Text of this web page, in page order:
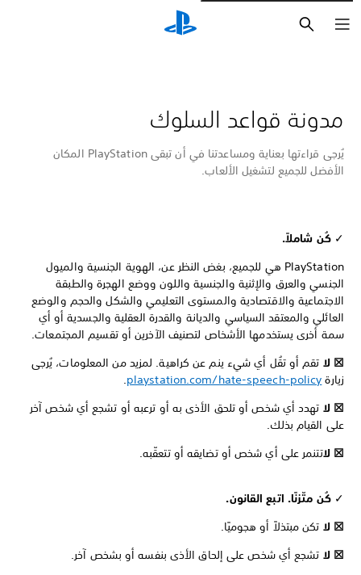
مدونة قواعد السلوك
يُرجى قراءتها بعناية ومساعدتنا في أن تبقى PlayStation المكان
الأفضل للجميع لتشغيل الألعاب.
✓كُن شاملاً.
PlayStation هي للجميع، بغض النظر عن، الهوية الجنسية والميول
الجنسي والعرق والإثنية والجنسية واللون ووضع الهجرة والطبقة
الاجتماعية والاقتصادية والمستوى التعليمي والشكل والحجم والوضع
العائلي والمعتقد السياسي والديانة والقدرة العقلية والجسدية أو أي
سمة أخرى يستخدمها الأشخاص لتصنيف الآخرين أو تقسيم المجتمعات.
☒ لا تقم أو تقُل أي شيء ينم عن كراهية. لمزيد من المعلومات، يُرجى
زيارة playstation.com/hate-speech-policy
.
☒ لا تهدد أي شخص أو تلحق الأذى به أو ترعبه أو تشجع أي شخص آخر
على القيام بذلك.
☒ لاتتنمر على أي شخص أو تضايقه أو تتعقّبه.
✓كُن متّزنًا. اتبع القانون.
☒ لا تكن مبتذلاً أو هجوميًا.
☒ لا تشجع أي شخص على إلحاق الأذى بنفسه أو بشخص آخر.